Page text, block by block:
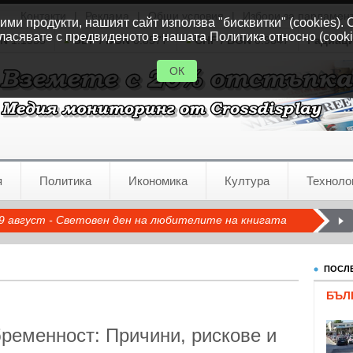
Общи условия
Избори за
1.1535 GBP / BGN0.8577 CHF / BGN0.9347
Политика Икономика Култура
август - Световен ден на любителите на книгата
Причини, рискове и
продукти, нашият сайт използва "бисквитки" (cookies).
с предвиденото в нашата Политика относно
ОК